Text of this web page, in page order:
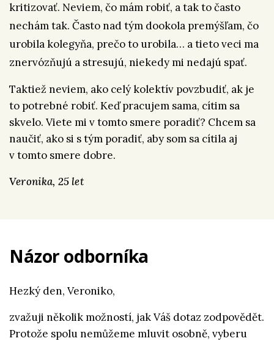
kritizovať. Neviem, čo mám robiť, a tak to často
nechám tak. Často nad tým dookola premýšľam, čo
urobila kolegyňa, prečo to urobila… a tieto veci ma
znervózňujú a stresujú, niekedy mi nedajú spať.
Taktiež neviem, ako celý kolektív povzbudiť, ak je
to potrebné robiť. Keď pracujem sama, cítim sa
skvelo. Viete mi v tomto smere poradiť? Chcem sa
naučiť, ako si s tým poradiť, aby som sa cítila aj
v tomto smere dobre.
Veronika, 25 let
Názor odborníka
Hezký den, Veroniko,
zvažuji několik možností, jak Váš dotaz zodpovědět.
Protože spolu nemůžeme mluvit osobně, vyberu